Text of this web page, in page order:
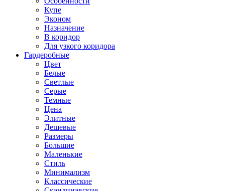
Купе
Эконом
Назначение
В коридор
Для узкого коридора
Гардеробные
Цвет
Белые
Светлые
Серые
Темные
Цена
Элитные
Дешевые
Размеры
Большие
Маленькие
Стиль
Минимализм
Классические